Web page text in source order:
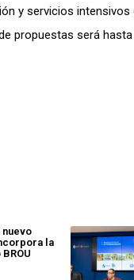
y servicios
propuestas será
nuevo
la